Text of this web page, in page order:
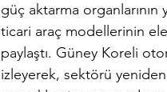
güç aktarma organlarının
ticari araç modellerinin
paylaştı. Güney Koreli
izleyerek, sektörü